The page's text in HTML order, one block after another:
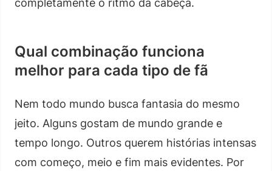
completamente o ritmo da cabeça.
Qual combinação funciona
melhor para cada tipo de fã
Nem todo mundo busca fantasia do mesmo
jeito. Alguns gostam de mundo grande e
tempo longo. Outros querem histórias intensas
com começo, meio e fim mais evidentes. Por